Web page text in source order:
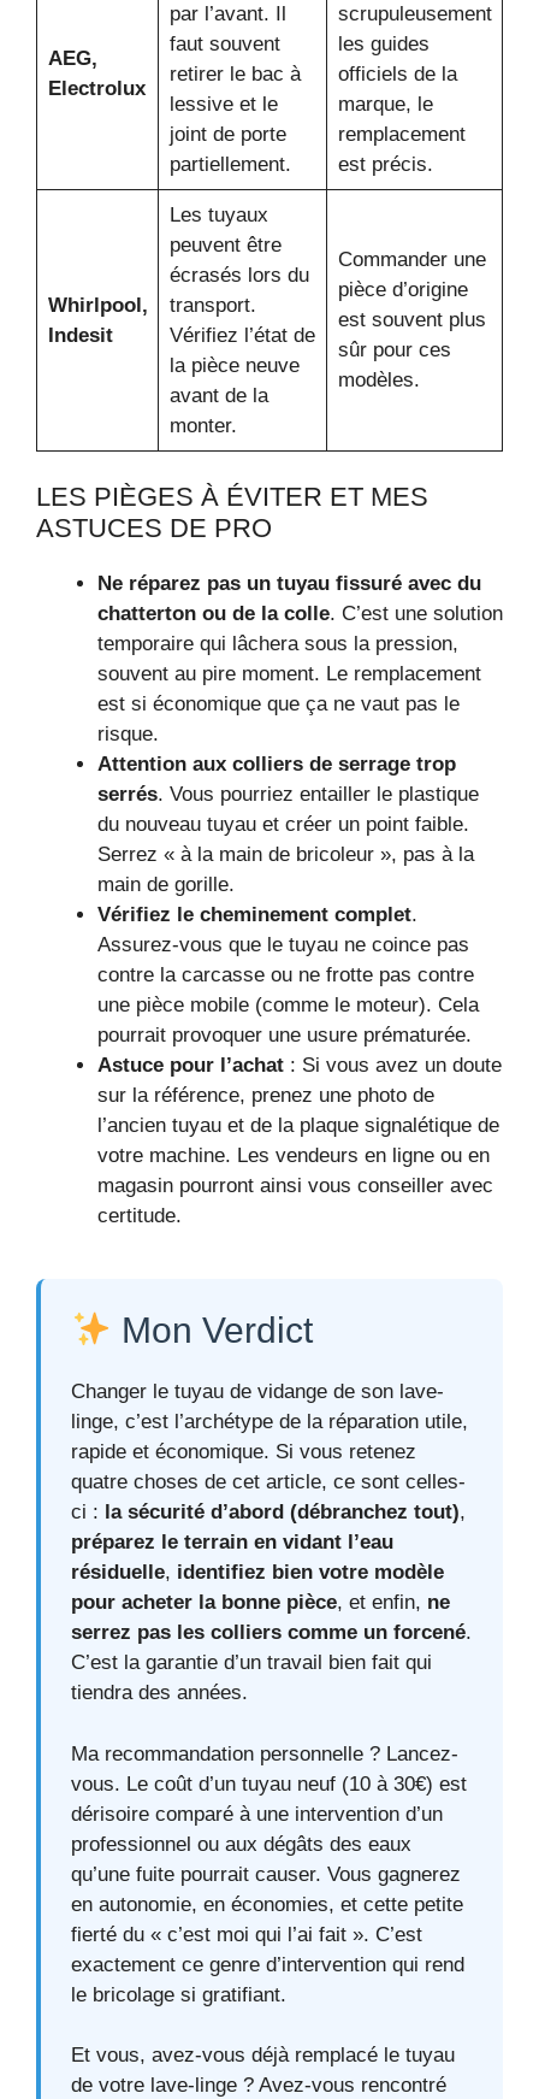
AEG,
Electrolux
par l’avant. Il
faut souvent
retirer le bac à
lessive et le
joint de porte
partiellement.
scrupuleusement
les guides
officiels de la
marque, le
remplacement
est précis.
Whirlpool,
Indesit
Les tuyaux
peuvent être
écrasés lors du
transport.
Vérifiez l’état de
la pièce neuve
avant de la
monter.
Commander une
pièce d’origine
est souvent plus
sûr pour ces
modèles.
LES PIÈGES À ÉVITER ET MES
ASTUCES DE PRO
Ne réparez pas un tuyau fissuré avec du
chatterton ou de la colle. C’est une solution
temporaire qui lâchera sous la pression,
souvent au pire moment. Le remplacement
est si économique que ça ne vaut pas le
risque.
Attention aux colliers de serrage trop
serrés. Vous pourriez entailler le plastique
du nouveau tuyau et créer un point faible.
Serrez « à la main de bricoleur », pas à la
main de gorille.
Vérifiez le cheminement complet.
Assurez-vous que le tuyau ne coince pas
contre la carcasse ou ne frotte pas contre
une pièce mobile (comme le moteur). Cela
pourrait provoquer une usure prématurée.
Astuce pour l’achat : Si vous avez un doute
sur la référence, prenez une photo de
l’ancien tuyau et de la plaque signalétique de
votre machine. Les vendeurs en ligne ou en
magasin pourront ainsi vous conseiller avec
certitude.
Mon Verdict
Changer le tuyau de vidange de son lave-
linge, c’est l’archétype de la réparation utile,
rapide et économique. Si vous retenez
quatre choses de cet article, ce sont celles-
ci : la sécurité d’abord (débranchez tout),
préparez le terrain en vidant l’eau
résiduelle, identifiez bien votre modèle
pour acheter la bonne pièce, et enfin, ne
serrez pas les colliers comme un forcené.
C’est la garantie d’un travail bien fait qui
tiendra des années.
Ma recommandation personnelle ? Lancez-
vous. Le coût d’un tuyau neuf (10 à 30€) est
dérisoire comparé à une intervention d’un
professionnel ou aux dégâts des eaux
qu’une fuite pourrait causer. Vous gagnerez
en autonomie, en économies, et cette petite
fierté du « c’est moi qui l’ai fait ». C’est
exactement ce genre d’intervention qui rend
le bricolage si gratifiant.
Et vous, avez-vous déjà remplacé le tuyau
de votre lave-linge ? Avez-vous rencontré